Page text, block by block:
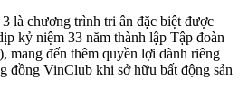
là chương trình tri ân đặc biệt được
kỷ niệm 33 năm thành lập Tập đoàn
mang đến thêm quyền lợi dành riêng
đồng VinClub khi sở hữu bất động sản